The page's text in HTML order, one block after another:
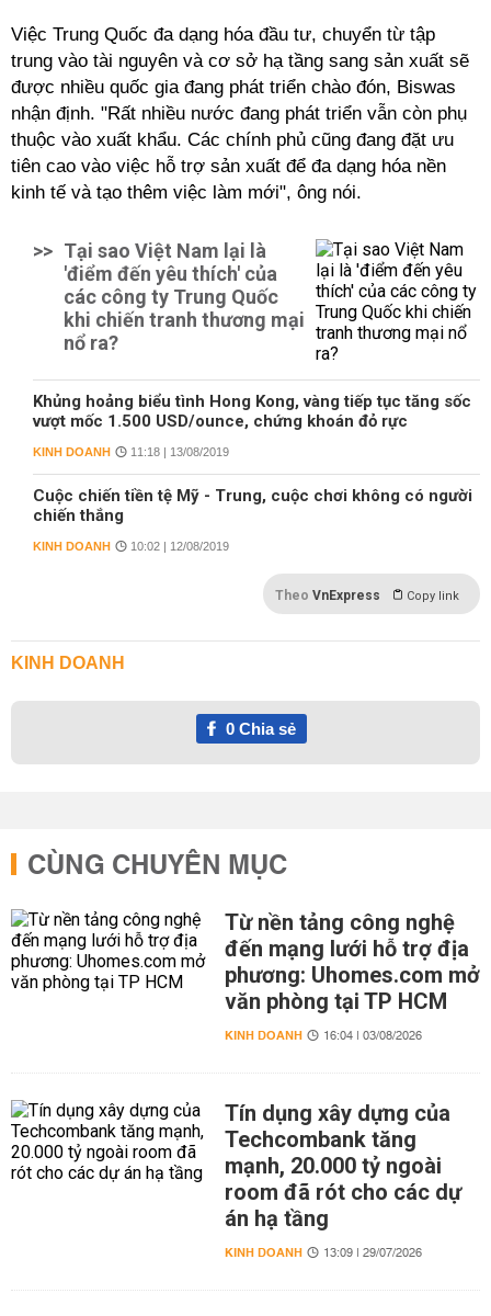
Việc Trung Quốc đa dạng hóa đầu tư, chuyển từ tập
trung vào tài nguyên và cơ sở hạ tầng sang sản xuất sẽ
được nhiều quốc gia đang phát triển chào đón, Biswas
nhận định. "Rất nhiều nước đang phát triển vẫn còn phụ
thuộc vào xuất khẩu. Các chính phủ cũng đang đặt ưu
tiên cao vào việc hỗ trợ sản xuất để đa dạng hóa nền
kinh tế và tạo thêm việc làm mới", ông nói.
>> Tại sao Việt Nam lại là
'điểm đến yêu thích' của
các công ty Trung Quốc
khi chiến tranh thương mại
nổ ra?
Khủng hoảng biểu tình Hong Kong, vàng tiếp tục tăng sốc
vượt mốc 1.500 USD/ounce, chứng khoán đỏ rực
KINH DOANH 11:18 | 13/08/2019
Cuộc chiến tiền tệ Mỹ - Trung, cuộc chơi không có người
chiến thắng
KINH DOANH 10:02 | 12/08/2019
Theo VnExpress Copy link
KINH DOANH
0Chia sẻ
CÙNG CHUYÊN MỤC
Từ nền tảng công nghệ
đến mạng lưới hỗ trợ địa
phương: Uhomes.com mở
văn phòng tại TP HCM
KINH DOANH 16:04 | 03/08/2026
Tín dụng xây dựng của
Techcombank tăng
mạnh, 20.000 tỷ ngoài
room đã rót cho các dự
án hạ tầng
KINH DOANH 13:09 | 29/07/2026